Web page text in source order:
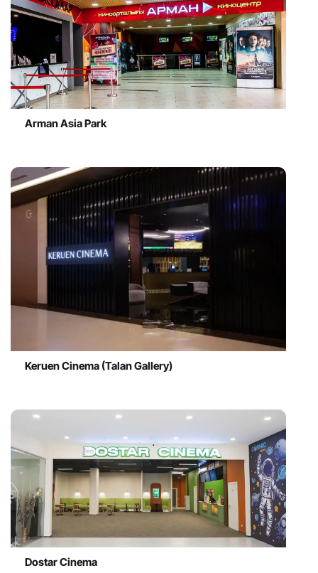
Arman Asia Park
Keruen Cinema (Talan Gallery)
Dostar Cinema